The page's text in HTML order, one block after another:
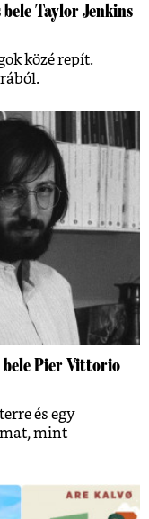
Taylor Jenkins
közé repít.
bele Pier Vittorio
és egy
mint